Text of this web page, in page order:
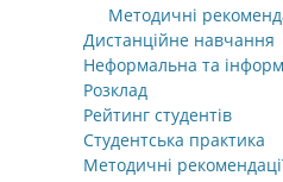
Методичні
Дистанційне навчання
Неформальна та
Розклад
Рейтинг студентів
Студентська практика
Методичні